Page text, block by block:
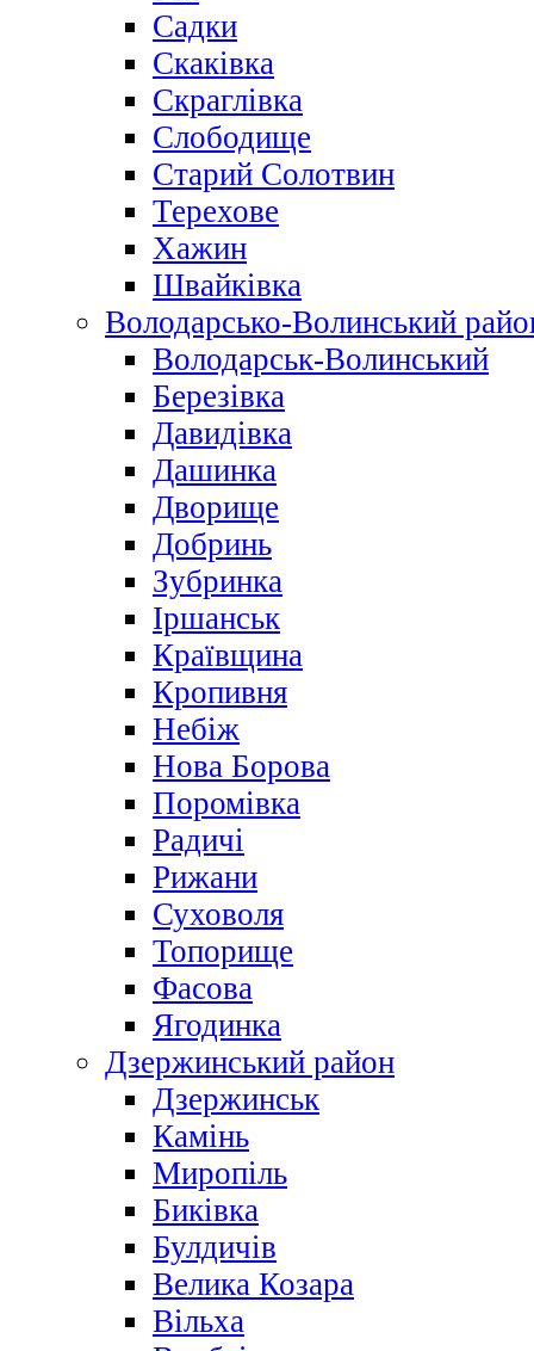
Садки
Скаківка
Скраглівка
Слободище
Старий Солотвин
Терехове
Хажин
Швайківка
Володарсько-Волинський
Володарськ-Волинський
Березівка
Давидівка
Дашинка
Дворище
Добринь
Зубринка
Іршанськ
Краївщина
Кропивня
Небіж
Нова Борова
Поромівка
Радичі
Рижани
Суховоля
Топорище
Фасова
Ягодинка
Дзержинський район
Дзержинськ
Камінь
Миропіль
Биківка
Булдичів
Велика Козара
Вільха